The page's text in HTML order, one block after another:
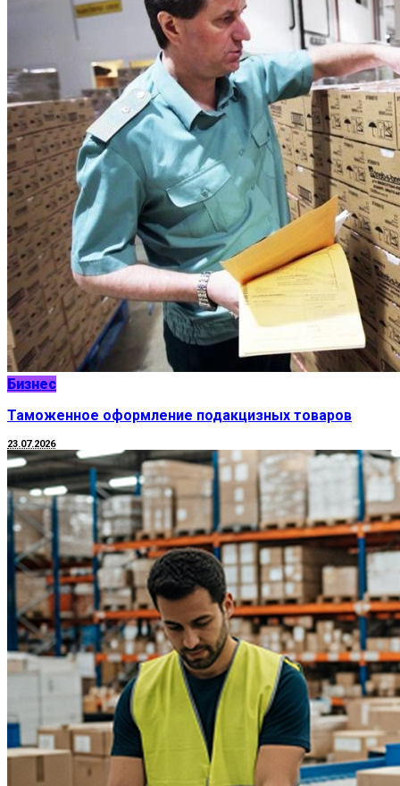
Бизнес
Таможенное оформление подакцизных товаров
23.07.2026